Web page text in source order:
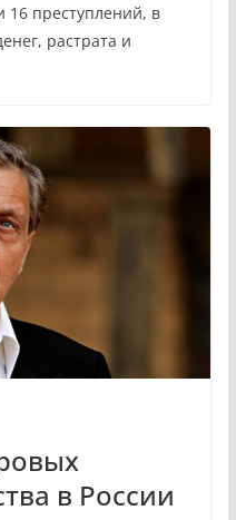
16 преступлений, в
растрата и
в России